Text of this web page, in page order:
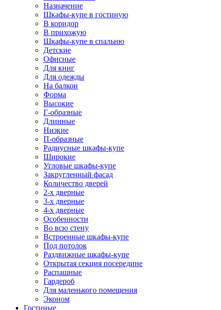
Назначение
Шкафы-купе в гостиную
В коридор
В прихожую
Шкафы-купе в спальню
Детские
Офисные
Для книг
Для одежды
На балкон
Форма
Высокие
Г-образные
Длинные
Низкие
П-образные
Радиусные шкафы-купе
Широкие
Угловые шкафы-купе
Закругленный фасад
Количество дверей
2-х дверные
3-х дверные
4-х дверные
Особенности
Во всю стену
Встроенные шкафы-купе
Под потолок
Раздвижные шкафы-купе
Открытая секция посередине
Распашные
Гардероб
Для маленького помещения
Эконом
Гостиные